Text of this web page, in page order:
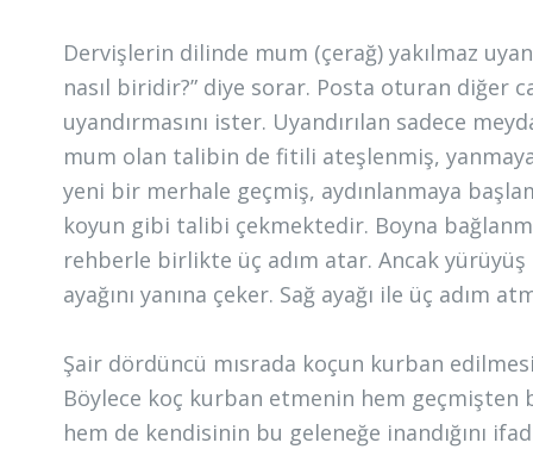
Dervişlerin dilinde mum (çerağ) yakılmaz
nasıl biridir?” diye sorar. Posta oturan diğer
uyandırmasını ister. Uyandırılan sadece
mum olan talibin de fitili ateşlenmiş,
yeni bir merhale geçmiş, aydınlanmaya
koyun gibi talibi çekmektedir. Boyna
rehberle birlikte üç adım atar. Ancak yürüyüş
ayağını yanına çeker. Sağ ayağı ile üç adım
Şair dördüncü mısrada koçun kurban
Böylece koç kurban etmenin hem
hem de kendisinin bu geleneğe inandığını